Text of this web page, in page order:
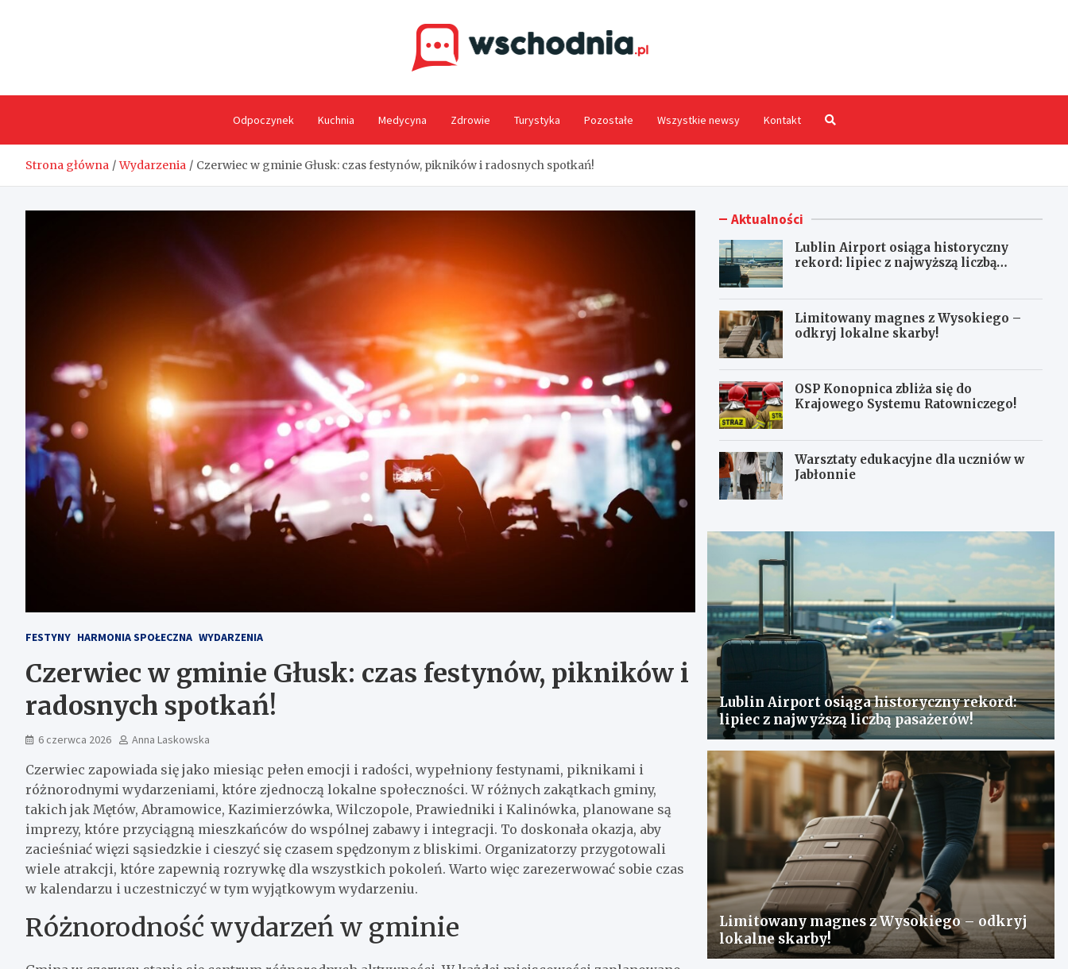
Odpoczynek Kuchnia Medycyna Zdrowie Turystyka Pozostałe Wszystkie newsy Kontakt
Strona główna Wydarzenia Czerwiec w gminie Głusk: czas festynów, pikników i radosnych spotkań!
FESTYNY HARMONIA SPOŁECZNA WYDARZENIA
Czerwiec w gminie Głusk: czas festynów, pikników i
radosnych spotkań!
6 czerwca 2026 Anna Laskowska
Czerwiec zapowiada się jako miesiąc pełen emocji i radości, wypełniony festynami, piknikami i
różnorodnymi wydarzeniami, które zjednoczą lokalne społeczności. W różnych zakątkach gminy,
takich jak Mętów, Abramowice, Kazimierzówka, Wilczopole, Prawiedniki i Kalinówka, planowane są
imprezy, które przyciągną mieszkańców do wspólnej zabawy i integracji. To doskonała okazja, aby
zacieśniać więzi sąsiedzkie i cieszyć się czasem spędzonym z bliskimi. Organizatorzy przygotowali
wiele atrakcji, które zapewnią rozrywkę dla wszystkich pokoleń. Warto więc zarezerwować sobie czas
w kalendarzu i uczestniczyć w tym wyjątkowym wydarzeniu.
Różnorodność wydarzeń w gminie
Aktualności
Lublin Airport osiąga historyczny
rekord: lipiec z najwyższą liczbą
Limitowany magnes z Wysokiego –
odkryj lokalne skarby!
OSP Konopnica zbliża się do
Krajowego Systemu Ratowniczego!
Warsztaty edukacyjne dla uczniów w
Jabłonnie
Lublin Airport osiąga historyczny rekord:
lipiec z najwyższą liczbą pasażerów!
Limitowany magnes z Wysokiego – odkryj
lokalne skarby!